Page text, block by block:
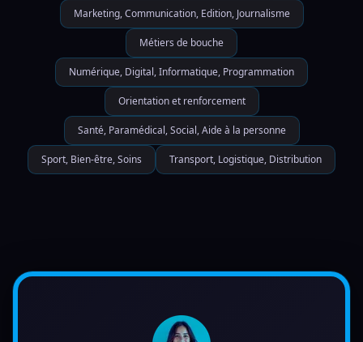
Marketing, Communication, Edition, Journalisme
Métiers de bouche
Numérique, Digital, Informatique, Programmation
Orientation et renforcement
Santé, Paramédical, Social, Aide à la personne
Sport, Bien-être, Soins Transport, Logistique, Distribution